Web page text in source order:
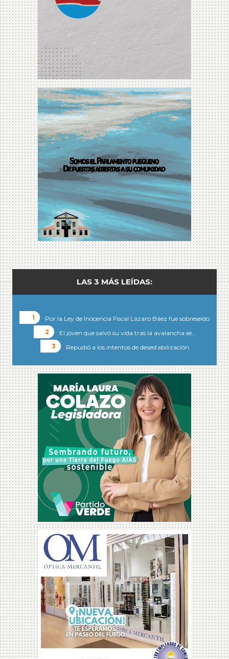
LAS 3 MÁS LEÍDAS:
Por la Ley de Inocencia Fiscal Lázaro Báez fue sobreseído
El joven que salvó su vida tras la avalancha se…
Repudió a los intentos de desestabilización